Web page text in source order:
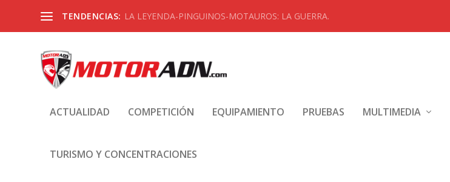
TENDENCIAS: LA LEYENDA-PINGUINOS-MOTAUROS: LA GUERRA.
ACTUALIDAD COMPETICIÓN EQUIPAMIENTO PRUEBAS MULTIMEDIA
TURISMO Y CONCENTRACIONES